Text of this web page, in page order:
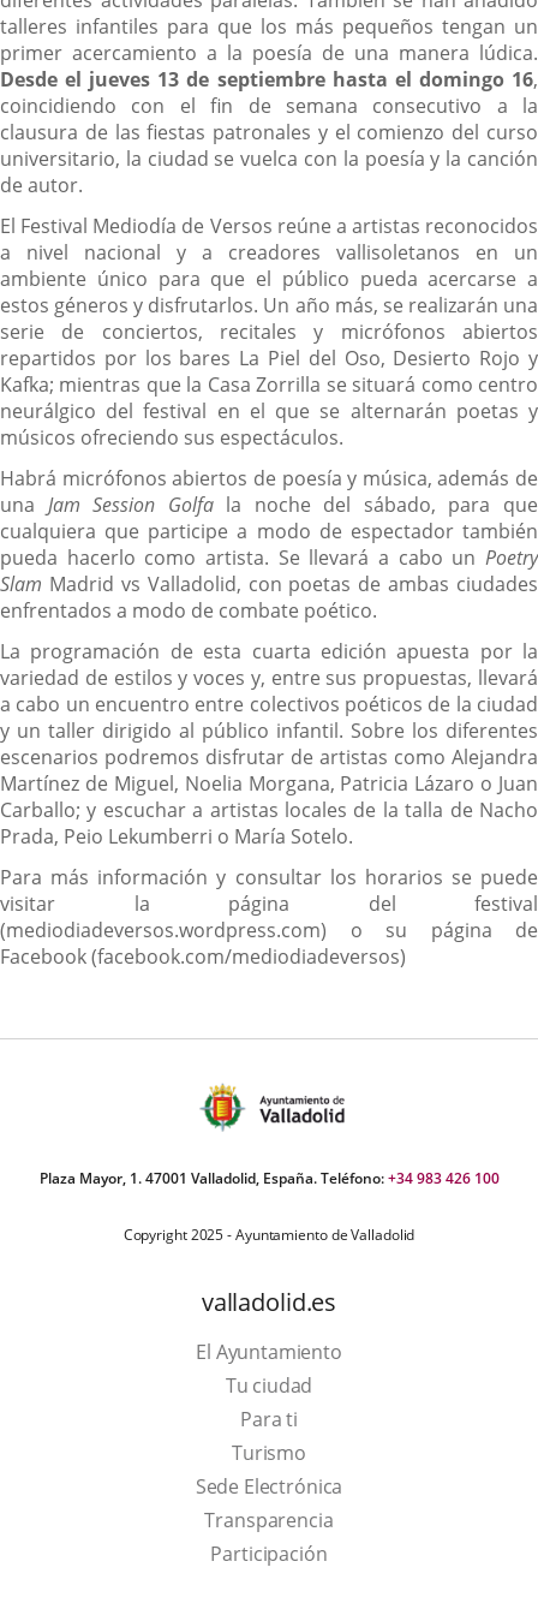
talleres infantiles para que los más pequeños tengan un
primer acercamiento a la poesía de una manera lúdica.
Desde el jueves 13 de septiembre hasta el domingo 16,
coincidiendo con el fin de semana consecutivo a la
clausura de las fiestas patronales y el comienzo del curso
universitario, la ciudad se vuelca con la poesía y la canción
de autor.
El Festival Mediodía de Versos reúne a artistas reconocidos
a nivel nacional y a creadores vallisoletanos en un
ambiente único para que el público pueda acercarse a
estos géneros y disfrutarlos. Un año más, se realizarán una
serie de conciertos, recitales y micrófonos abiertos
repartidos por los bares La Piel del Oso, Desierto Rojo y
Kafka; mientras que la Casa Zorrilla se situará como centro
neurálgico del festival en el que se alternarán poetas y
músicos ofreciendo sus espectáculos.
Habrá micrófonos abiertos de poesía y música, además de
una Jam Session Golfa la noche del sábado, para que
cualquiera que participe a modo de espectador también
pueda hacerlo como artista. Se llevará a cabo un Poetry
Slam Madrid vs Valladolid, con poetas de ambas ciudades
enfrentados a modo de combate poético.
La programación de esta cuarta edición apuesta por la
variedad de estilos y voces y, entre sus propuestas, llevará
a cabo un encuentro entre colectivos poéticos de la ciudad
y un taller dirigido al público infantil. Sobre los diferentes
escenarios podremos disfrutar de artistas como Alejandra
Martínez de Miguel, Noelia Morgana, Patricia Lázaro o Juan
Carballo; y escuchar a artistas locales de la talla de Nacho
Prada, Peio Lekumberri o María Sotelo.
Para más información y consultar los horarios se puede
visitar la página del festival
(mediodiadeversos.wordpress.com) o su página de
Facebook (facebook.com/mediodiadeversos)
Plaza Mayor, 1. 47001 Valladolid, España. Teléfono:+34 983 426 100
Copyright 2025 - Ayuntamiento de Valladolid
valladolid.es
El Ayuntamiento
Tu ciudad
Para ti
TurismoThis
link
will
open
Sede Electrónica
Transparencia
Participación